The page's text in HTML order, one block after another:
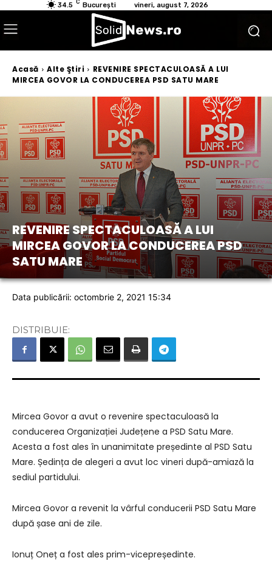
34.5 C București vineri, august 7, 2026
Acasă Alte Ştiri
REVENIRE SPECTACULOASĂ A LUI
MIRCEA GOVOR LA CONDUCEREA PSD SATU MARE
REVENIRE SPECTACULOASĂ A LUI
MIRCEA GOVOR LA CONDUCEREA PSD
SATU MARE
Data publicării: octombrie 2, 2021 15:34
DISTRIBUIE:
Mircea Govor a avut o revenire spectaculoasă la
conducerea Organizației Județene a PSD Satu Mare.
Acesta a fost ales în unanimitate președinte al PSD Satu
Mare. Ședința de alegeri a avut loc vineri după-amiază la
sediul partidului.
Mircea Govor a revenit la vârful conducerii PSD Satu Mare
după șase ani de zile.
Ionuț Oneț a fost ales prim-vicepreședinte.